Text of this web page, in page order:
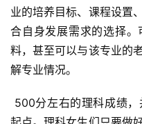
业的培养目标、课程设置
合自身发展需求的选择
料，甚至可以与该专业的
解专业情况。